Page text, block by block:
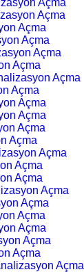
Açma
Açma
Açma
Açma
Açma
Açma
Açma
Açma
Açma
Açma
Açma
Açma
Açma
Açma
Açma
Açma
Açma
Açma
Açma
Açma
Açma
Açma